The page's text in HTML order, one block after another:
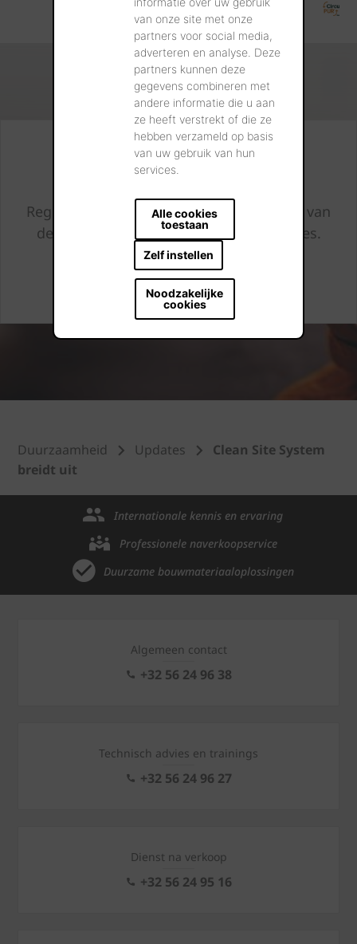
van onze site met onze
partners voor social media,
adverteren en analyse. Deze
partners kunnen deze
gegevens combineren met
andere informatie die u aan
ze heeft verstrekt of die ze
hebben verzameld op basis
van uw gebruik van hun
services.
Alle cookies
toestaan
Zelf instellen
Noodzakelijke
cookies
Altijd op de hoogte
Registreer en we houden u op de hoogte van
de laatste nieuwtjes en bijkomend advies.
IK SCHRIJF MIJ IN
Duurzaamheid Updates
Clean Site System
breidt uit
Internationale kennis en ervaring
Professionele naverkoopservice
Duurzame bouwmateriaaloplossingen
Algemeen contact
+32 56 24 96 38
Technisch advies en trainings
+32 56 24 96 27
Dienst na verkoop
+32 56 24 95 16